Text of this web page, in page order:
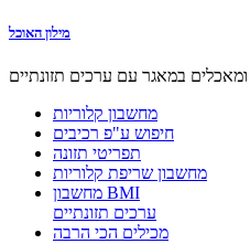
מילון האוכל
מחשבון קלוריות
חיפוש ע"פ רכיבים
תפריטי תזונה
מחשבון שריפת קלוריות
מחשבון BMI
ערכים תזונתיים
מכילים הכי הרבה